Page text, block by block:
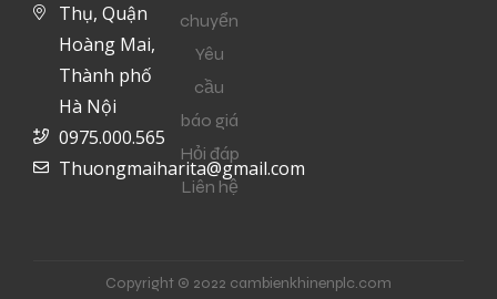
Thụ, Quận
Hoàng Mai,
Thành phố
Hà Nội
0975.000.565
Thuongmaiharita@gmail.com
chuyển
Yêu
cầu
báo giá
Hỏi đáp
Liên hệ
Copyright © 2022 cambienkhinenplc.com